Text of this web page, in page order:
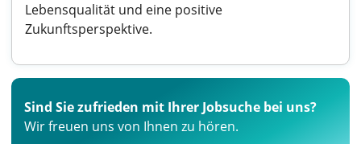
Lebensqualität und eine positive
Zukunftsperspektive.
Sind Sie zufrieden mit Ihrer Jobsuche bei uns?
Wir freuen uns von Ihnen zu hören.